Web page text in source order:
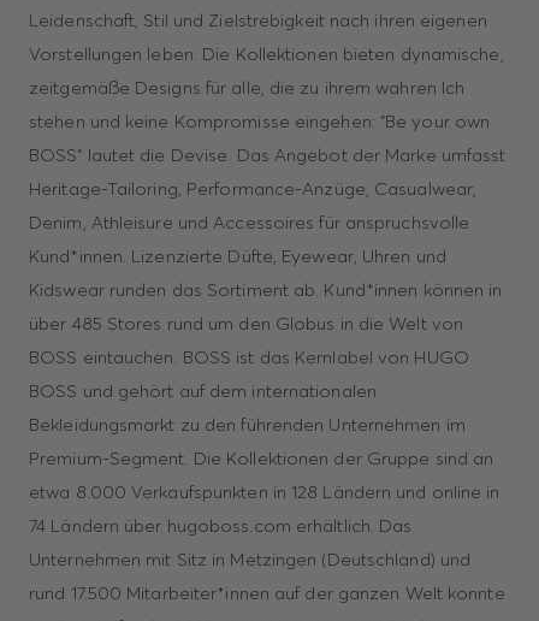
Leidenschaft, Stil und Zielstrebigkeit nach ihren eigenen
Vorstellungen leben. Die Kollektionen bieten dynamische,
zeitgemäße Designs für alle, die zu ihrem wahren Ich
stehen und keine Kompromisse eingehen: "Be your own
BOSS" lautet die Devise. Das Angebot der Marke umfasst
Heritage-Tailoring, Performance-Anzüge, Casualwear,
Denim, Athleisure und Accessoires für anspruchsvolle
Kund*innen. Lizenzierte Düfte, Eyewear, Uhren und
Kidswear runden das Sortiment ab. Kund*innen können in
über 485 Stores rund um den Globus in die Welt von
BOSS eintauchen. BOSS ist das Kernlabel von HUGO
BOSS und gehört auf dem internationalen
Bekleidungsmarkt zu den führenden Unternehmen im
Premium-Segment. Die Kollektionen der Gruppe sind an
etwa 8.000 Verkaufspunkten in 128 Ländern und online in
74 Ländern über hugoboss.com erhältlich. Das
Unternehmen mit Sitz in Metzingen (Deutschland) und
rund 17.500 Mitarbeiter*innen auf der ganzen Welt konnte